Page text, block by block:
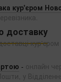
кур'єром
доставку
- онлайн
у